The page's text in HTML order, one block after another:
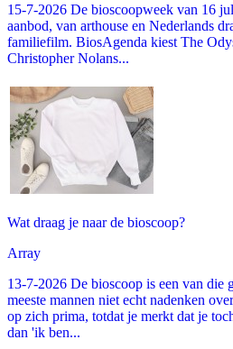
15-7-2026 De bioscoopweek van 16
aanbod, van arthouse en Nederlands
familiefilm. BiosAgenda kiest The
Christopher Nolans...
Wat draag je naar de bioscoop?
Array
13-7-2026 De bioscoop is een van die
meeste mannen niet echt nadenken
op zich prima, totdat je merkt dat je
dan 'ik ben...